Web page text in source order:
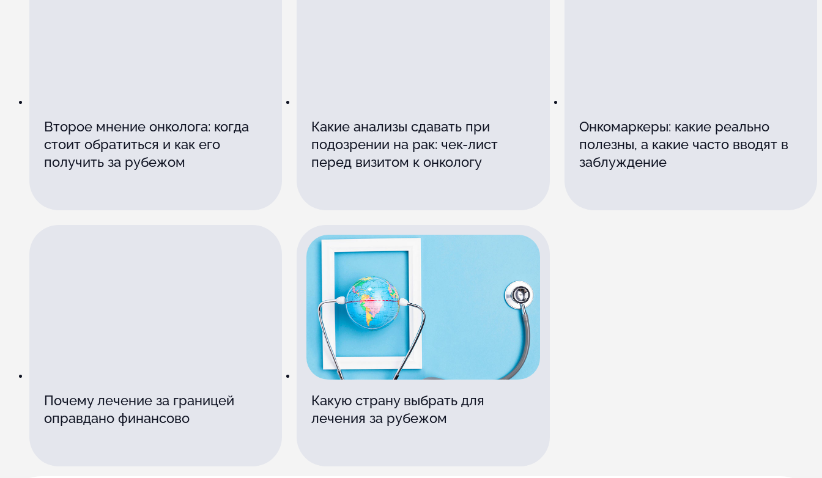
Второе мнение онколога: когда
стоит обратиться и как его
получить за рубежом
Какие анализы сдавать при
подозрении на рак: чек-лист
перед визитом к онкологу
Онкомаркеры: какие реально
полезны, а какие часто вводят в
заблуждение
Почему лечение за границей
оправдано финансово
Какую страну выбрать для
лечения за рубежом